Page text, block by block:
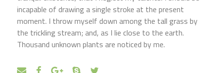
incapable of drawing a single stroke at the present
moment. I throw myself down among the tall grass by
the trickling stream; and, as I lie close to the earth.
Thousand unknown plants are noticed by me.